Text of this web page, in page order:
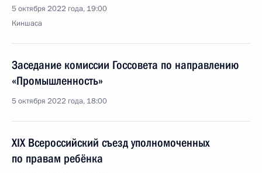
5 октября 2022 года, 19:00
Киншаса
Заседание комиссии Госсовета по направлению
«Промышленность»
5 октября 2022 года, 18:00
XIX Всероссийский съезд уполномоченных
по правам ребёнка